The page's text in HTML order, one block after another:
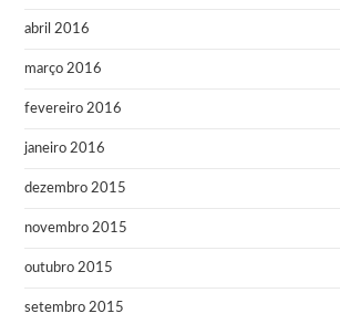
abril 2016
março 2016
fevereiro 2016
janeiro 2016
dezembro 2015
novembro 2015
outubro 2015
setembro 2015